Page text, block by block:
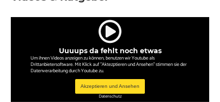
Uuuups da fehlt noch etwas
Um ihnen Videos anzeigen zu können, benutzen wir Youtube als
Drittanbietersoftware. Mit Klick auf "Aktezptieren und Ansehen" stimmen sie der
Datenverarbeitung durch Youtube zu.
Akzeptieren und Ansehen
Datenschutz